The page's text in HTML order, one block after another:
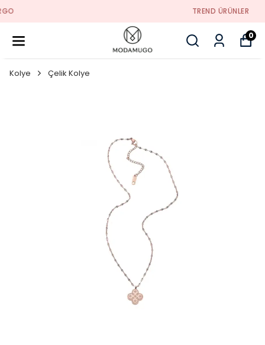
0
Kolye Çelik Kolye